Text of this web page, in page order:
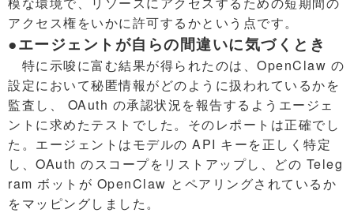
アクセス権をいかに許可するかという点です。
●エージェントが自らの間違いに気づくとき
特に示唆に富む結果が得られたのは、OpenClaw の
設定において秘匿情報がどのように扱われているかを
監査し、 OAuth の承認状況を報告するようエージェ
ントに求めたテストでした。そのレポートは正確でし
た。エージェントはモデルの API キーを正しく特定
し、OAuth のスコープをリストアップし、どの Teleg
ram ボットが OpenClaw とペアリングされているか
をマッピングしました。